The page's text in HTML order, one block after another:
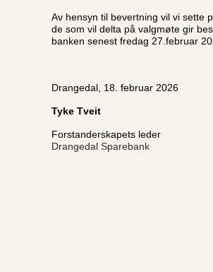
Av hensyn til bevertning vil vi sette
de som vil delta på valgmøte gir
banken senest fredag 27.februar
Drangedal, 18. februar 2026
Tyke Tveit
Forstanderskapets leder
Drangedal Sparebank